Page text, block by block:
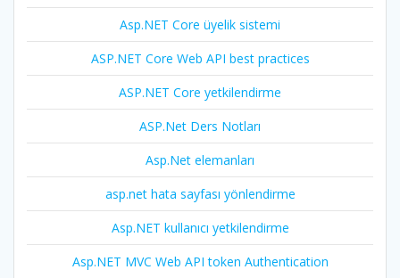
Asp.NET Core üyelik sistemi
ASP.NET Core Web API best practices
ASP.NET Core yetkilendirme
ASP.Net Ders Notları
Asp.Net elemanları
asp.net hata sayfası yönlendirme
Asp.NET kullanıcı yetkilendirme
Asp.NET MVC Web API token Authentication